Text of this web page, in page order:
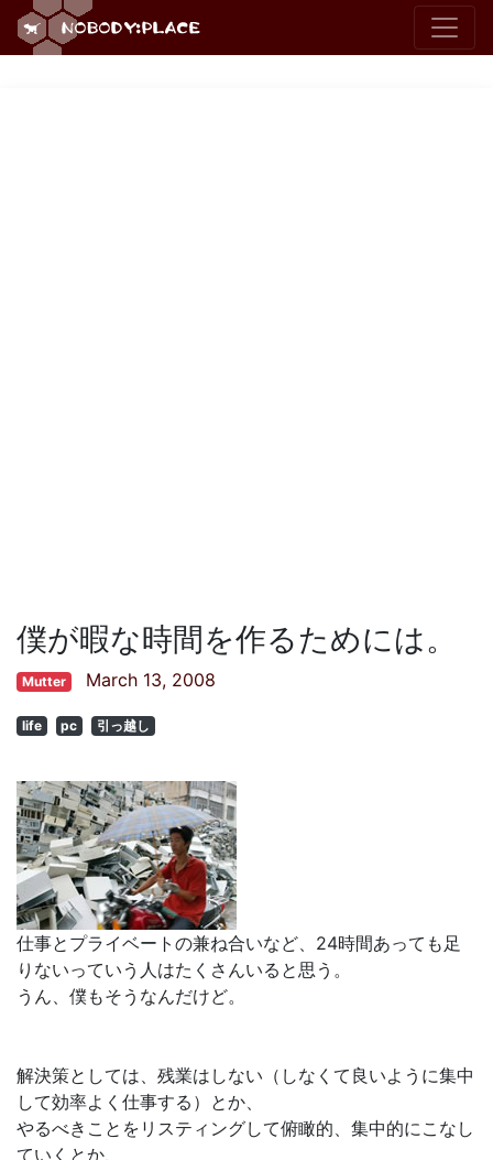
僕が暇な時間を作るためには。
Mutter March 13, 2008
life pc 引っ越し
仕事とプライベートの兼ね合いなど、24時間あっても足
りないっていう人はたくさんいると思う。
うん、僕もそうなんだけど。
解決策としては、残業はしない（しなくて良いように集中
して効率よく仕事する）とか、
やるべきことをリスティングして俯瞰的、集中的にこなし
ていくとか、